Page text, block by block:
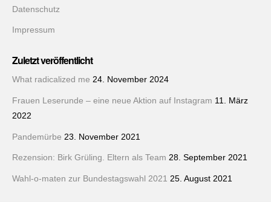
Datenschutz
Impressum
Zuletzt veröffentlicht
What radicalized me 24. November 2024
Frauen Leserunde – eine neue Aktion auf Instagram 11. März
2022
Pandemürbe 23. November 2021
Rezension: Birk Grüling. Eltern als Team 28. September 2021
Wahl-o-maten zur Bundestagswahl 2021 25. August 2021